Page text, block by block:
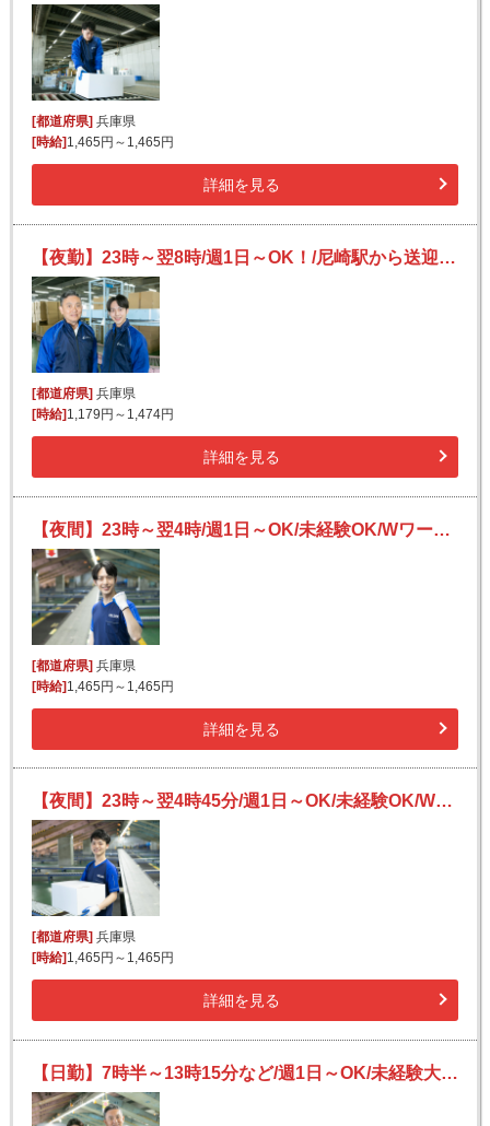
[都道府県] 兵庫県
[時給] 1,465円～1,465円
詳細を見る
【夜勤】23時～翌8時/週1日～OK！/尼崎駅から送迎有/未経験OK/日払い可（規定有）
[都道府県]兵庫県
[時給]1,179円～1,474円
詳細を見る
【夜間】23時～翌4時/週1日～OK/未経験OK/Wワークにも/宅配便の仕分け
[都道府県]兵庫県
[時給]1,465円～1,465円
詳細を見る
【夜間】23時～翌4時45分/週1日～OK/未経験OK/Wワークにも/宅配便の仕分け
[都道府県] 兵庫県
[時給] 1,465円～1,465円
詳細を見る
【日勤】7時半～13時15分など/週1日～OK/未経験大歓迎/荷物の仕分け/姫路駅より送迎あり！